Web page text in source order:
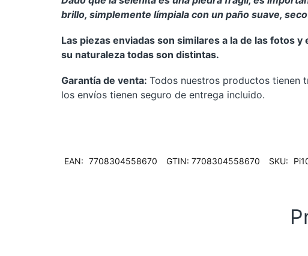
brillo, simplemente límpiala con un paño suave,
Las piezas enviadas son similares a la de las fotos
su naturaleza todas son distintas.
Garantía de venta: Todos nuestros productos tienen
los envíos tienen seguro de entrega incluido.
EAN: 7708304558670 GTIN: 7708304558670 SKU: